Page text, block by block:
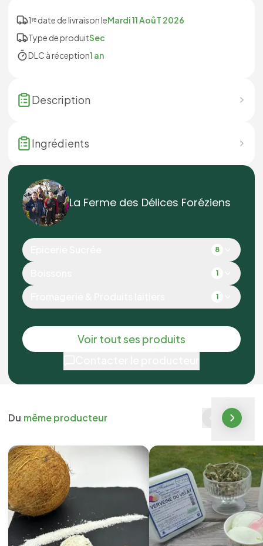
1ʳᵉ date de livraison leMardi 11 AoûT 2026
Type de produitSec
DLC à réception1 an
Description
Ingrédients
La Ferme des Délices Foréziens
8
1
1
Voir tout ses produits
Du même producteur